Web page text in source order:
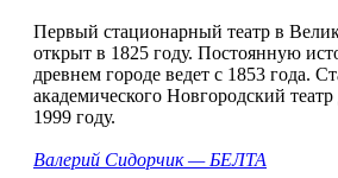
Первый стационарный театр в
открыт в 1825 году. Постоянную
древнем городе ведет с 1853 года.
академического Новгородский
1999 году.
Валерий Сидорчик — БЕЛТА